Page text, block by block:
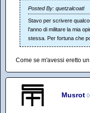
Posted By: quetzalcoatl
Stavo per scrivere
l'anno di militare la mia
stessa. Per fortuna che
Come se m'avessi eretto
Musrot